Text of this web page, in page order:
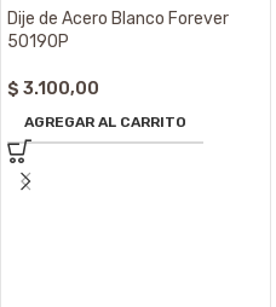
Dije de Acero Blanco Forever
50190P
$ 3.100,00
AGREGAR AL CARRITO